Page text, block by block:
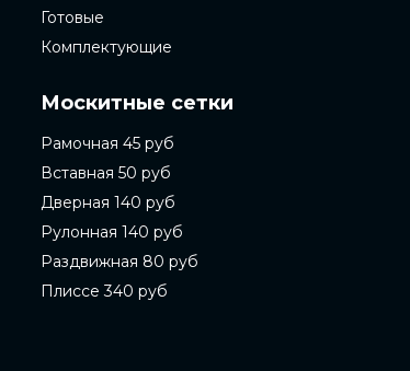
Готовые
Комплектующие
Москитные сетки
Рамочная 45 руб
Вставная 50 руб
Дверная 140 руб
Рулонная 140 руб
Раздвижная 80 руб
Плиссе 340 руб